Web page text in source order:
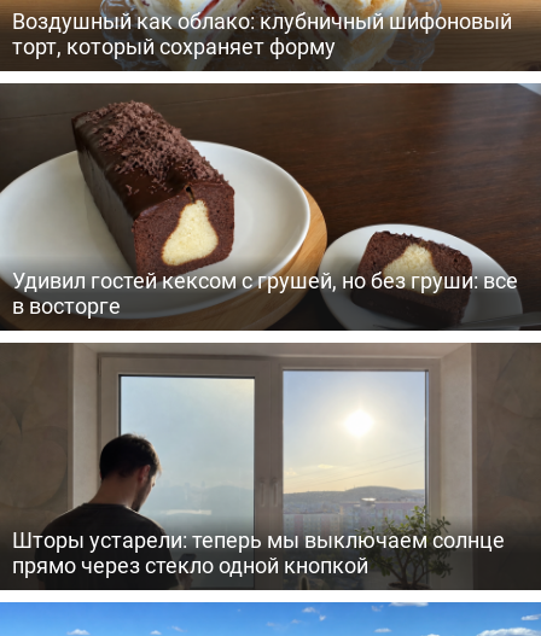
Воздушный как облако: клубничный шифоновый
торт, который сохраняет форму
Удивил гостей кексом с грушей, но без груши: все
в восторге
Шторы устарели: теперь мы выключаем солнце
прямо через стекло одной кнопкой